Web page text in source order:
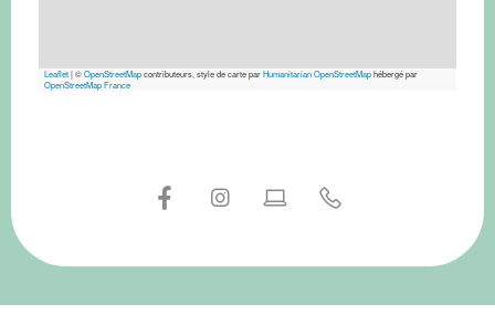
Leaflet|©OpenStreetMapcontributeurs, style de carte parHumanitarian OpenStreetMaphébergé par
OpenStreetMap France